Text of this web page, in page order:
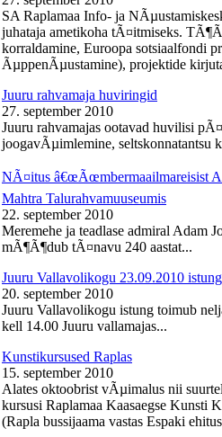
SA Raplamaa Info- ja
juhataja ametikoha tÃ¤itmiseks.
korraldamine, Euroopa sotsiaalfondi
ÃµppenÃµustamine), projektide
Juuru rahvamaja huviringid
27. september 2010
Juuru rahvamajas ootavad huvilisi
joogavÃµimlemine, seltskonnatantsu
NÃ¤itus â€œÃœmbermaailmareisist
Mahtra Talurahvamuuseumis
22. september 2010
Meremehe ja teadlase admiral Adam
mÃ¶Ã¶dub tÃ¤navu 240 aastat...
Juuru Vallavolikogu 23.09.2010 istung
20. september 2010
Juuru Vallavolikogu istung toimub
kell 14.00 Juuru vallamajas...
Kunstikursused Raplas
15. september 2010
Alates oktoobrist vÃµimalus nii
kursusi Raplamaa Kaasaegse Kunsti
(Rapla bussijaama vastas Espaki